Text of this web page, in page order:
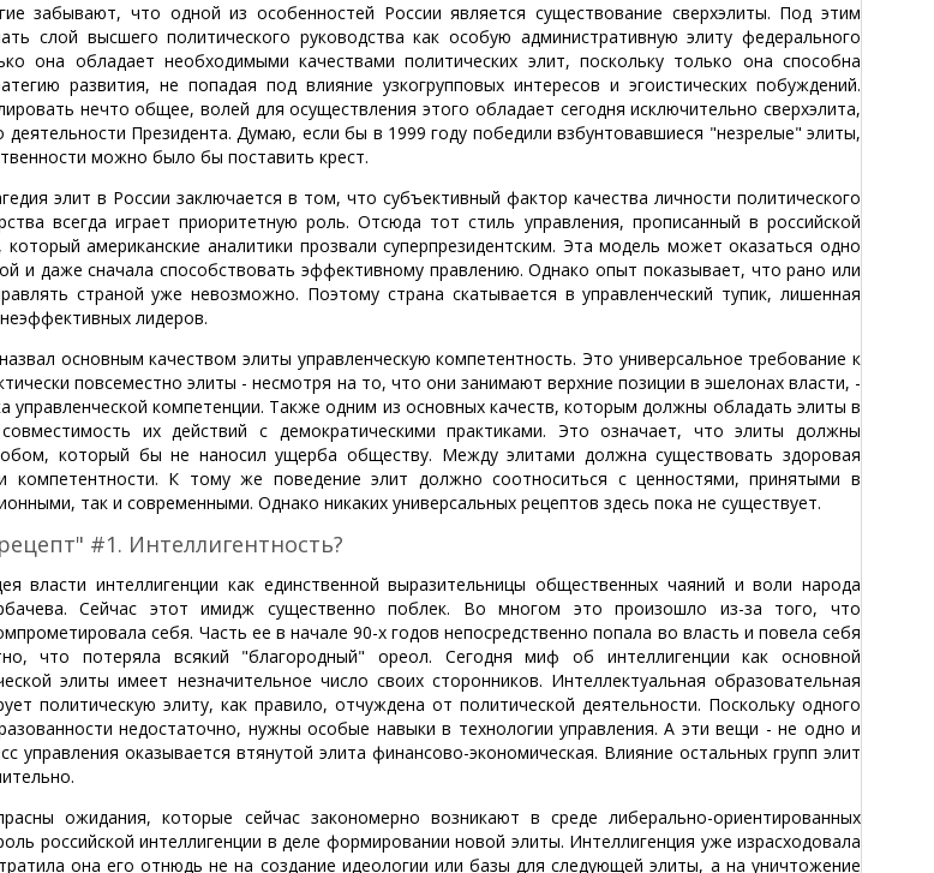
забывают, что одной из особенностей России является существование сверхэлиты. Под этим
слой высшего политического руководства как особую административную элиту федерального
она обладает необходимыми качествами политических элит, поскольку только она способна
развития, не попадая под влияние узкогрупповых интересов и эгоистических побуждений.
нечто общее, волей для осуществления этого обладает сегодня исключительно сверхэлита,
Президента. Думаю, если бы в 1999 году победили взбунтовавшиеся "незрелые" элиты,
можно было бы поставить крест.
элит в России заключается в том, что субъективный фактор качества личности политического
всегда играет приоритетную роль. Отсюда тот стиль управления, прописанный в российской
который американские аналитики прозвали суперпрезидентским. Эта модель может оказаться одно
и даже сначала способствовать эффективному правлению. Однако опыт показывает, что рано или
страной уже невозможно. Поэтому страна скатывается в управленческий тупик, лишенная
лидеров.
основным качеством элиты управленческую компетентность. Это универсальное требование к
повсеместно элиты - несмотря на то, что они занимают верхние позиции в эшелонах власти, -
управленческой компетенции. Также одним из основных качеств, которым должны обладать элиты в
их действий с демократическими практиками. Это означает, что элиты должны
который бы не наносил ущерба обществу. Между элитами должна существовать здоровая
компетентности. К тому же поведение элит должно соотноситься с ценностями, принятыми в
так и современными. Однако никаких универсальных рецептов здесь пока не существует.
#1. Интеллигентность?
власти интеллигенции как единственной выразительницы общественных чаяний и воли народа
Сейчас этот имидж существенно поблек. Во многом это произошло из-за того, что
себя. Часть ее в начале 90-х годов непосредственно попала во власть и повела себя
что потеряла всякий "благородный" ореол. Сегодня миф об интеллигенции как основной
элиты имеет незначительное число своих сторонников. Интеллектуальная образовательная
политическую элиту, как правило, отчуждена от политической деятельности. Поскольку одного
недостаточно, нужны особые навыки в технологии управления. А эти вещи - не одно и
управления оказывается втянутой элита финансово-экономическая. Влияние остальных групп элит
ожидания, которые сейчас закономерно возникают в среде либерально-ориентированных
российской интеллигенции в деле формировании новой элиты. Интеллигенция уже израсходовала
она его отнюдь не на создание идеологии или базы для следующей элиты, а на уничтожение